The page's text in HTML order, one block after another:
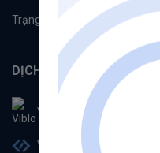
Trạng thái hệ thống
DỊCH VỤ
Viblo
Viblo Code